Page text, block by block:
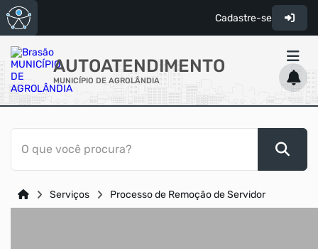
Cadastre-se
AUTOATENDIMENTO
MUNICÍPIO DE AGROLÂNDIA
ACESSO RÁPIDO
Acessibilidade
Diário Oficial
O que você procura?
Serviços Processo de Remoção de Servidor